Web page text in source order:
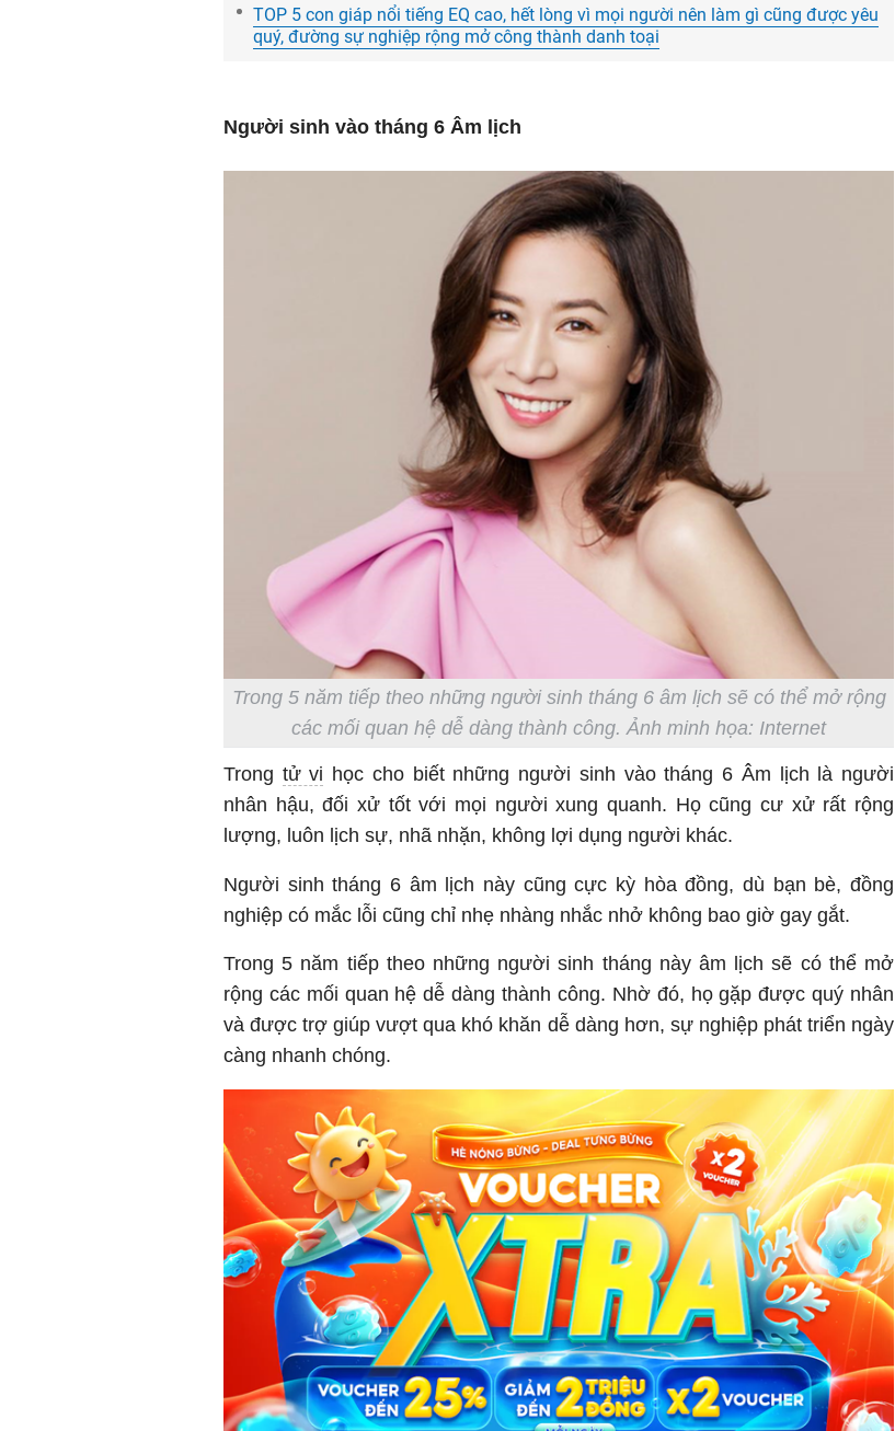
TOP 5 con giáp nổi tiếng EQ cao, hết lòng vì mọi người nên làm gì cũng được yêu
quý, đường sự nghiệp rộng mở công thành danh toại
Người sinh vào tháng 6 Âm lịch
Trong 5 năm tiếp theo những người sinh tháng 6 âm lịch sẽ có thể mở rộng
các mối quan hệ dễ dàng thành công. Ảnh minh họa: Internet
Trong tử vi học cho biết những người sinh vào tháng 6 Âm lịch là người
nhân hậu, đối xử tốt với mọi người xung quanh. Họ cũng cư xử rất rộng
lượng, luôn lịch sự, nhã nhặn, không lợi dụng người khác.
Người sinh tháng 6 âm lịch này cũng cực kỳ hòa đồng, dù bạn bè, đồng
nghiệp có mắc lỗi cũng chỉ nhẹ nhàng nhắc nhở không bao giờ gay gắt.
Trong 5 năm tiếp theo những người sinh tháng này âm lịch sẽ có thể mở
rộng các mối quan hệ dễ dàng thành công. Nhờ đó, họ gặp được quý nhân
và được trợ giúp vượt qua khó khăn dễ dàng hơn, sự nghiệp phát triển ngày
càng nhanh chóng.